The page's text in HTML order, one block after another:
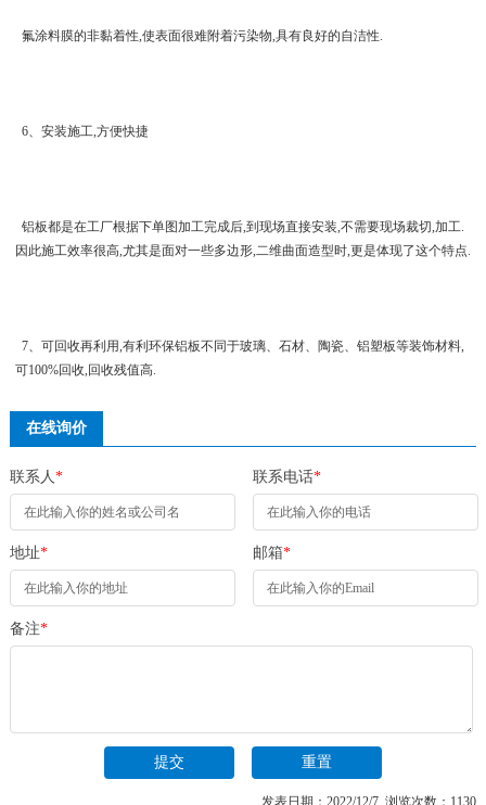
氟涂料膜的非黏着性,使表面很难附着污染物,具有良好的自洁性.
6、安装施工,方便快捷
铝板都是在工厂根据下单图加工完成后,到现场直接安装,不需要现场裁切,加工.
因此施工效率很高,尤其是面对一些多边形,二维曲面造型时,更是体现了这个特点.
7、可回收再利用,有利环保铝板不同于玻璃、石材、陶瓷、铝塑板等装饰材料,
可100%回收,回收残值高.
在线询价
联系人* 联系电话*
地址* 邮箱*
备注*
发表日期：2022/12/7 浏览次数：1130